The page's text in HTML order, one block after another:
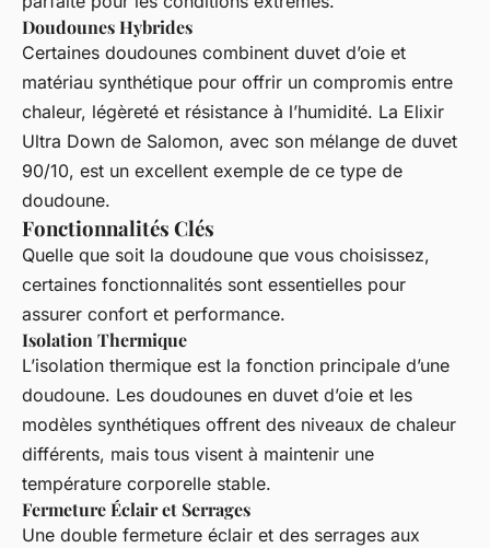
Doudounes Hybrides
Certaines doudounes combinent duvet d’oie et
matériau synthétique pour offrir un compromis entre
chaleur, légèreté et résistance à l’humidité. La Elixir
Ultra Down de Salomon, avec son mélange de duvet
90/10, est un excellent exemple de ce type de
doudoune.
Fonctionnalités Clés
Quelle que soit la doudoune que vous choisissez,
certaines fonctionnalités sont essentielles pour
assurer confort et performance.
Isolation Thermique
L’isolation thermique est la fonction principale d’une
doudoune. Les doudounes en duvet d’oie et les
modèles synthétiques offrent des niveaux de chaleur
différents, mais tous visent à maintenir une
température corporelle stable.
Fermeture Éclair et Serrages
Une double fermeture éclair et des serrages aux